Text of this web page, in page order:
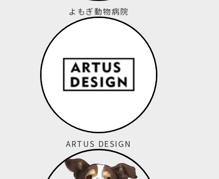
よもぎ動物病院
ARTUS DESIGN